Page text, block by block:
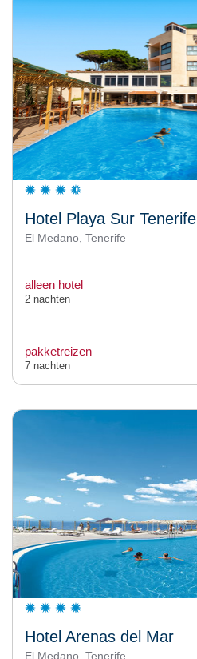
Hotel Playa Sur Tenerife
El Medano, Tenerife
alleen hotel
2 nachten
pakketreizen
7 nachten
Hotel Arenas del Mar
El Medano, Tenerife